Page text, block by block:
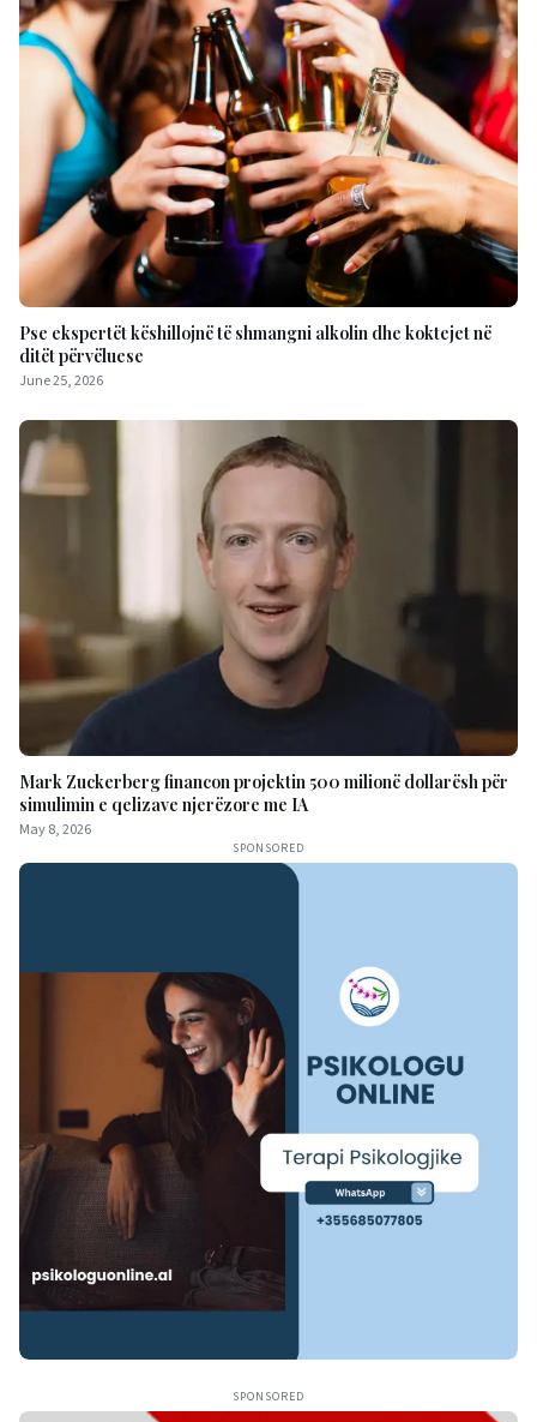
Pse ekspertët këshillojnë të shmangni alkolin dhe koktejet në
ditët përvëluese
June 25, 2026
Mark Zuckerberg financon projektin 500 milionë dollarësh për
simulimin e qelizave njerëzore me IA
May 8, 2026
SPONSORED
SPONSORED